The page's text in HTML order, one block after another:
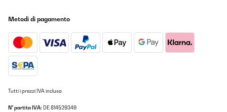
Metodi di pagamento
Tutti i prezzi IVA inclusa
N° partita IVA: DE 814529349